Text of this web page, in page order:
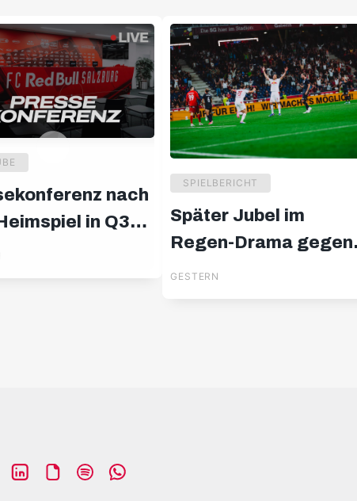
nach
in Q3
Europa
SPIELBERICHT
Später Jubel im
Regen-Drama gegen
Pafos
GESTERN